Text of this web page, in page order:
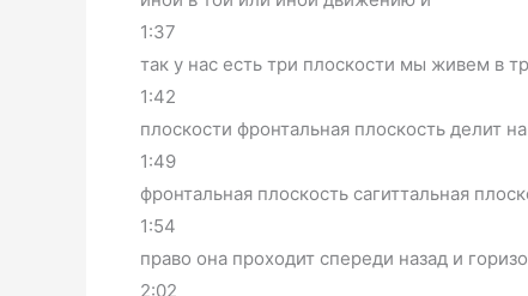
1:37
так у нас есть три плоскости мы живем в
1:42
плоскости фронтальная плоскость делит
1:49
фронтальная плоскость сагиттальная
1:54
право она проходит спереди назад и
2:02